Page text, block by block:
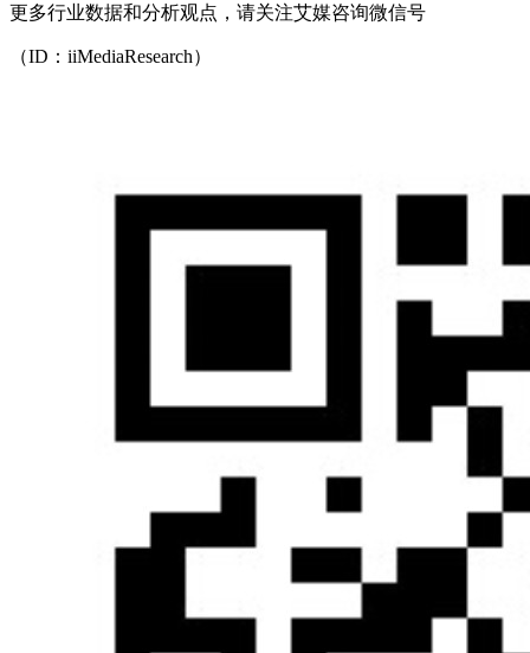
更多行业数据和分析观点，请关注艾媒咨询微信号
（ID：iiMediaResearch）